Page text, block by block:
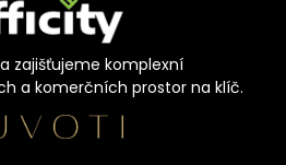
zajišťujeme komplexní
a komerčních prostor na klíč.